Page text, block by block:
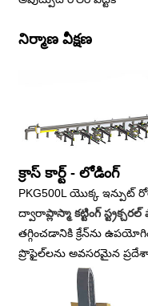
నిర్మాణ వీక్షణ
క్రాస్ కార్ట్ - లోడింగ్
PKG500L యొక్క ఇన్పుట్
ద్వారాప్లాస్మా కట్టింగ్
తగ్గించడానికి క్రేన్‌ను
ప్రొఫైల్‌లను అవసరమైన